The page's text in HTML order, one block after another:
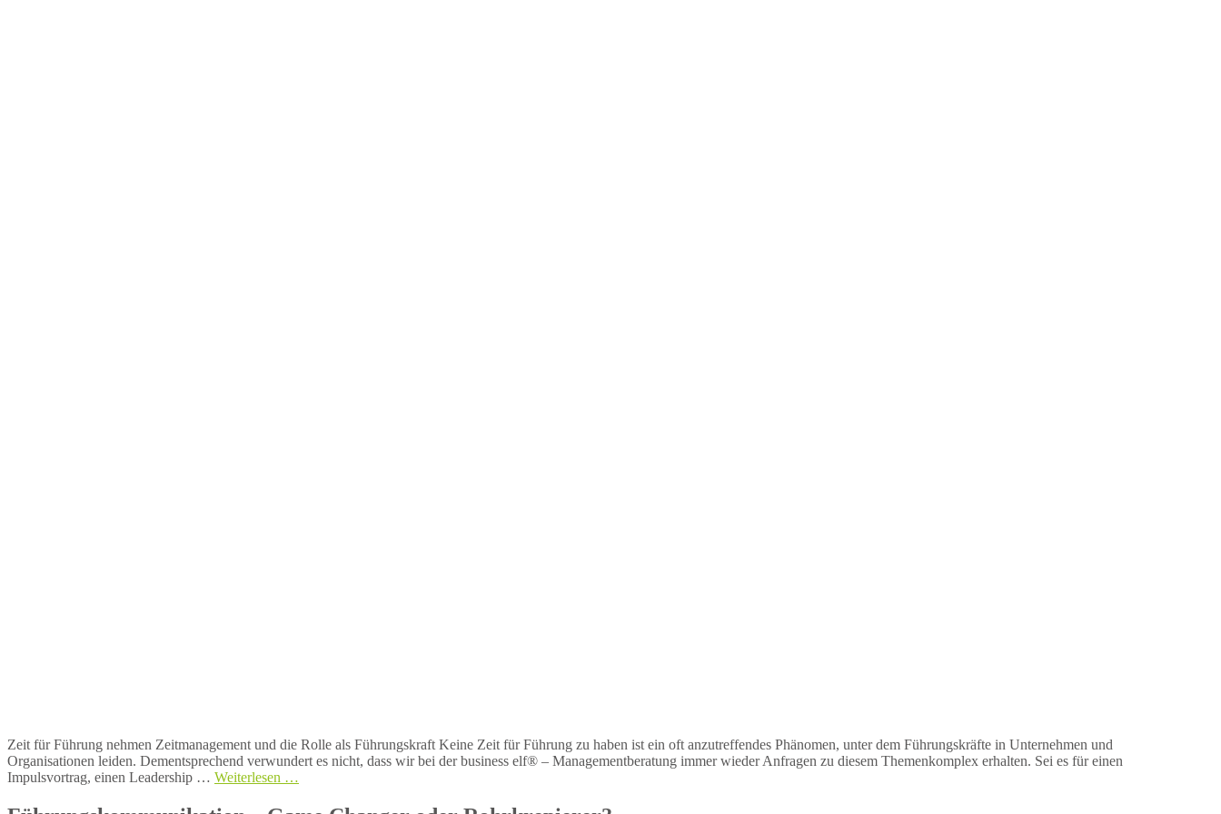
Zeit für Führung nehmen Zeitmanagement und die Rolle als Führungskraft Keine Zeit für Führung zu haben ist ein oft anzutreffendes Phänomen, unter dem Führungskräfte in Unternehmen und
Organisationen leiden. Dementsprechend verwundert es nicht, dass wir bei der business elf® – Managementberatung immer wieder Anfragen zu diesem Themenkomplex erhalten. Sei es für einen
Impulsvortrag, einen Leadership … Weiterlesen …